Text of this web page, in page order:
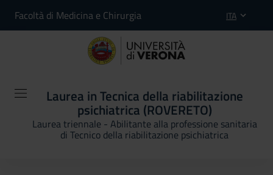
Facoltà di Medicina e Chirurgia ITA
Laurea in Tecnica della riabilitazione
psichiatrica (ROVERETO)
Laurea triennale - Abilitante alla professione sanitaria
di Tecnico della riabilitazione psichiatrica